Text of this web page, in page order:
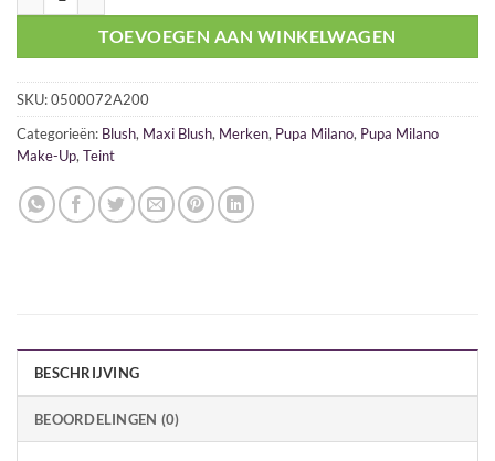
TOEVOEGEN AAN WINKELWAGEN
SKU:0500072A200
Categorieën: Blush, Maxi Blush, Merken, Pupa Milano, Pupa Milano
Make-Up, Teint
BESCHRIJVING
BEOORDELINGEN (0)